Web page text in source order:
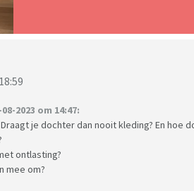
2023 om 14:47:
je dochter dan nooit kleding? En hoe
ontlasting?
mee om?